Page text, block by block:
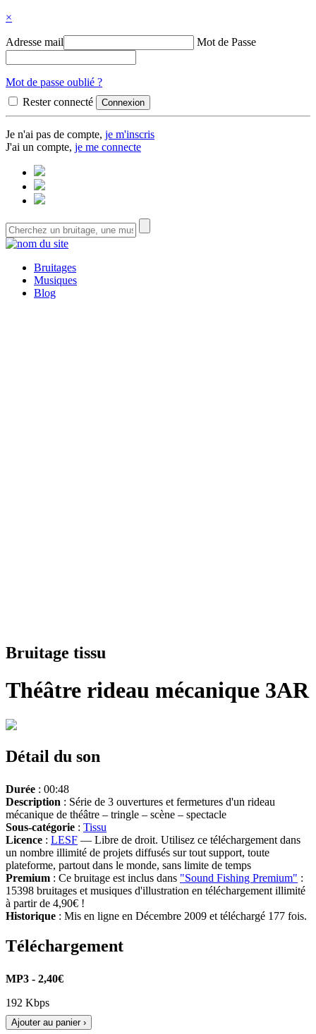
×
Adresse mail Mot de Passe
Mot de passe oublié ?
Rester connecté
Je n'ai pas de compte, je m'inscris
J'ai un compte, je me connecte
Bruitages
Musiques
Blog
Bruitage tissu
Théâtre rideau mécanique 3AR
Détail du son
Durée : 00:48
Description : Série de 3 ouvertures et fermetures d'un rideau
mécanique de théâtre – tringle – scène – spectacle
Sous-catégorie : Tissu
Licence : LESF — Libre de droit. Utilisez ce téléchargement dans
un nombre illimité de projets diffusés sur tout support, toute
plateforme, partout dans le monde, sans limite de temps
Premium : Ce bruitage est inclus dans "Sound Fishing Premium" :
15398 bruitages et musiques d'illustration en téléchargement illimité
à partir de 4,90€ !
Historique : Mis en ligne en Décembre 2009 et téléchargé 177 fois.
Téléchargement
MP3 - 2,40€
192 Kbps
Ajouter au panier ›